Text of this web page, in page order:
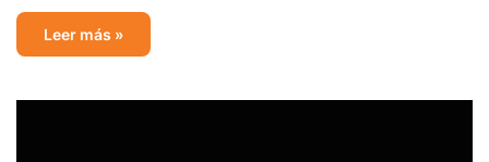
Leer más »